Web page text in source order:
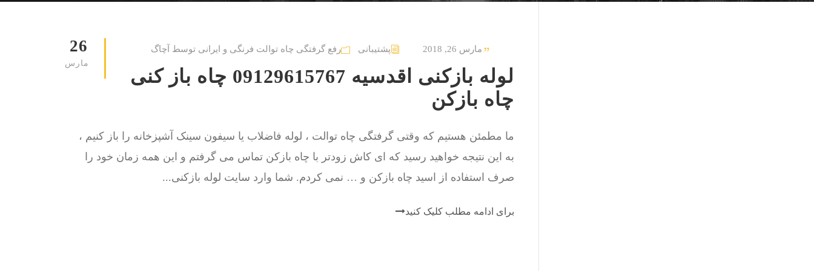
26
مارس
مارس 26, 2018 پشتیبانی رفع گرفتگی چاه توالت فرنگی و ایرانی توسط آچاگ
لوله بازکنی اقدسیه 09129615767 چاه باز کنی
چاه بازکن
ما مطمئن هستیم که وقتی گرفتگی چاه توالت ، لوله فاضلاب یا سیفون سینک آشپزخانه را باز کنیم ،
به این نتیجه خواهید رسید که ای کاش زودتر با چاه بازکن تماس می گرفتم و این همه زمان خود را
صرف استفاده از اسید چاه بازکن و … نمی کردم. شما وارد سایت لوله بازکنی...
برای ادامه مطلب کلیک کنید